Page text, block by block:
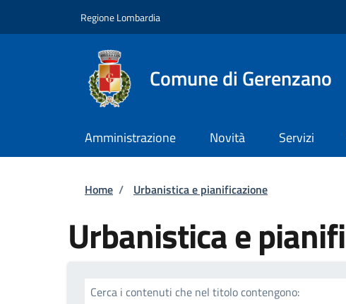
Regione Lombardia
Comune di Gerenzano
Amministrazione Novità Servizi
Briciole di pane
Home / Urbanistica e pianificazione
Urbanistica e
Cerca i contenuti che nel titolo contengono: